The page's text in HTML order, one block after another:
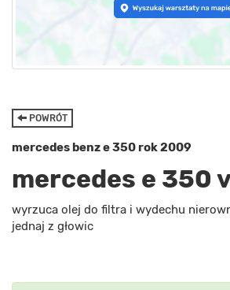
POWRÓT
mercedes benz e 350 rok 2009
mercedes e 350
wyrzuca olej do filtra i wydechu
jednaj z głowic